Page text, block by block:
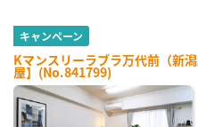
キャンペーン
Kマンスリーラブラ万代前（新
屋】(No.841799)